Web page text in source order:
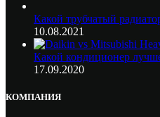
Какой трубчатый
10.08.2021
Какой кондиционер
17.09.2020
КОМПАНИЯ